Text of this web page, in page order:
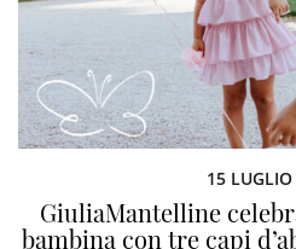
15
GiuliaMantelline
bambina con tre capi